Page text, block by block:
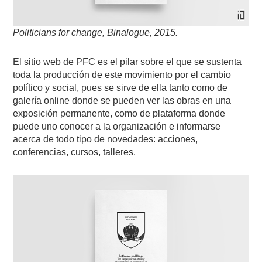
Politicians for change, Binalogue, 2015.
El sitio web de PFC es el pilar sobre el que se sustenta
toda la producción de este movimiento por el cambio
político y social, pues se sirve de ella tanto como de
galería online donde se pueden ver las obras en una
exposición permanente, como de plataforma donde
puede uno conocer a la organización e informarse
acerca de todo tipo de novedades: acciones,
conferencias, cursos, talleres.